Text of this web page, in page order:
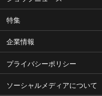
特集
企業情報
プライバシーポリシー
ソーシャルメディアについて